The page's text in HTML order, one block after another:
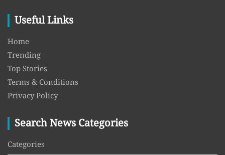
Useful Links
Home
Trending
Top Stories
Terms & Conditions
Privacy Policy
Search News Categories
Categories